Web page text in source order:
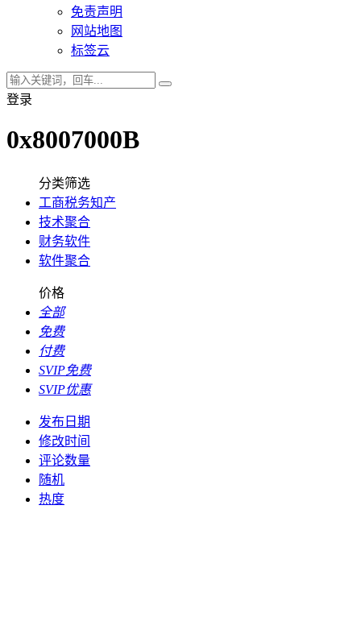
免责声明
网站地图
标签云
登录
0x8007000B
分类筛选
工商税务知产
技术聚合
财务软件
软件聚合
价格
全部
免费
付费
SVIP免费
SVIP优惠
发布日期
修改时间
评论数量
随机
热度